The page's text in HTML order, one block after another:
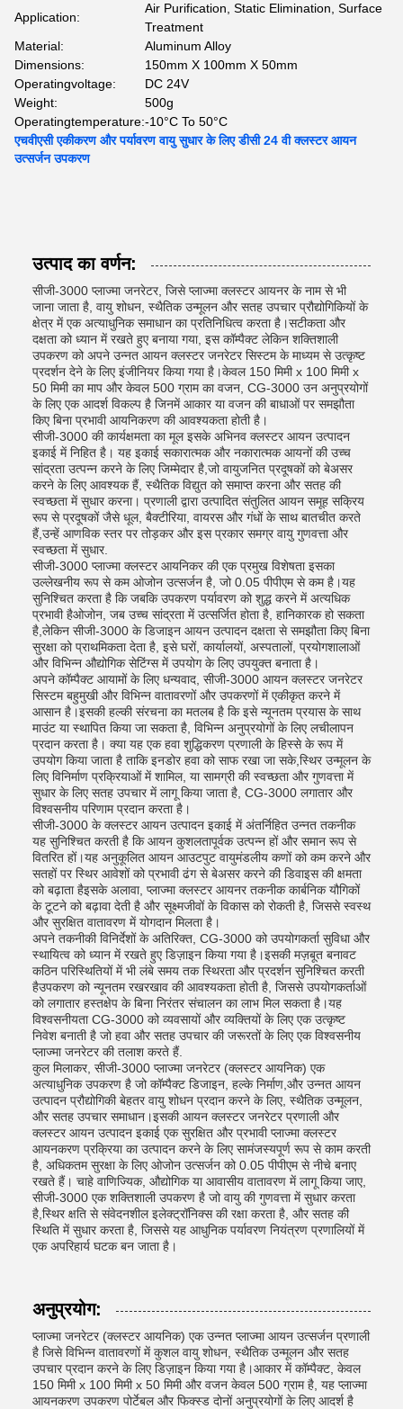
Application:
Air Purification, Static Elimination, Surface
Treatment
Material:
Aluminum Alloy
Dimensions:
150mm X 100mm X 50mm
Operatingvoltage:
DC 24V
Weight:
500g
Operatingtemperature:-10°C To 50°C
एचवीएसी एकीकरण और पर्यावरण वायु सुधार के लिए डीसी 24 वी क्लस्टर आयन
उत्सर्जन उपकरण
उत्पाद का वर्णन:
सीजी-3000 प्लाज्मा जनरेटर, जिसे प्लाज्मा क्लस्टर आयनर के नाम से भी
जाना जाता है, वायु शोधन, स्थैतिक उन्मूलन और सतह उपचार प्रौद्योगिकियों के
क्षेत्र में एक अत्याधुनिक समाधान का प्रतिनिधित्व करता है।सटीकता और
दक्षता को ध्यान में रखते हुए बनाया गया, इस कॉम्पैक्ट लेकिन शक्तिशाली
उपकरण को अपने उन्नत आयन क्लस्टर जनरेटर सिस्टम के माध्यम से उत्कृष्ट
प्रदर्शन देने के लिए इंजीनियर किया गया है।केवल 150 मिमी x 100 मिमी x
50 मिमी का माप और केवल 500 ग्राम का वजन, CG-3000 उन अनुप्रयोगों
के लिए एक आदर्श विकल्प है जिनमें आकार या वजन की बाधाओं पर समझौता
किए बिना प्रभावी आयनिकरण की आवश्यकता होती है।
सीजी-3000 की कार्यक्षमता का मूल इसके अभिनव क्लस्टर आयन उत्पादन
इकाई में निहित है। यह इकाई सकारात्मक और नकारात्मक आयनों की उच्च
सांद्रता उत्पन्न करने के लिए जिम्मेदार है,जो वायुजनित प्रदूषकों को बेअसर
करने के लिए आवश्यक हैं, स्थैतिक विद्युत को समाप्त करना और सतह की
स्वच्छता में सुधार करना। प्रणाली द्वारा उत्पादित संतुलित आयन समूह सक्रिय
रूप से प्रदूषकों जैसे धूल, बैक्टीरिया, वायरस और गंधों के साथ बातचीत करते
हैं,उन्हें आणविक स्तर पर तोड़कर और इस प्रकार समग्र वायु गुणवत्ता और
स्वच्छता में सुधार.
सीजी-3000 प्लाज्मा क्लस्टर आयनिकर की एक प्रमुख विशेषता इसका
उल्लेखनीय रूप से कम ओजोन उत्सर्जन है, जो 0.05 पीपीएम से कम है।यह
सुनिश्चित करता है कि जबकि उपकरण पर्यावरण को शुद्ध करने में अत्यधिक
प्रभावी हैओजोन, जब उच्च सांद्रता में उत्सर्जित होता है, हानिकारक हो सकता
है,लेकिन सीजी-3000 के डिजाइन आयन उत्पादन दक्षता से समझौता किए बिना
सुरक्षा को प्राथमिकता देता है, इसे घरों, कार्यालयों, अस्पतालों, प्रयोगशालाओं
और विभिन्न औद्योगिक सेटिंग्स में उपयोग के लिए उपयुक्त बनाता है।
अपने कॉम्पैक्ट आयामों के लिए धन्यवाद, सीजी-3000 आयन क्लस्टर जनरेटर
सिस्टम बहुमुखी और विभिन्न वातावरणों और उपकरणों में एकीकृत करने में
आसान है।इसकी हल्की संरचना का मतलब है कि इसे न्यूनतम प्रयास के साथ
माउंट या स्थापित किया जा सकता है, विभिन्न अनुप्रयोगों के लिए लचीलापन
प्रदान करता है। क्या यह एक हवा शुद्धिकरण प्रणाली के हिस्से के रूप में
उपयोग किया जाता है ताकि इनडोर हवा को साफ रखा जा सके,स्थिर उन्मूलन के
लिए विनिर्माण प्रक्रियाओं में शामिल, या सामग्री की स्वच्छता और गुणवत्ता में
सुधार के लिए सतह उपचार में लागू किया जाता है, CG-3000 लगातार और
विश्वसनीय परिणाम प्रदान करता है।
सीजी-3000 के क्लस्टर आयन उत्पादन इकाई में अंतर्निहित उन्नत तकनीक
यह सुनिश्चित करती है कि आयन कुशलतापूर्वक उत्पन्न हों और समान रूप से
वितरित हों।यह अनुकूलित आयन आउटपुट वायुमंडलीय कणों को कम करने और
सतहों पर स्थिर आवेशों को प्रभावी ढंग से बेअसर करने की डिवाइस की क्षमता
को बढ़ाता हैइसके अलावा, प्लाज्मा क्लस्टर आयनर तकनीक कार्बनिक यौगिकों
के टूटने को बढ़ावा देती है और सूक्ष्मजीवों के विकास को रोकती है, जिससे स्वस्थ
और सुरक्षित वातावरण में योगदान मिलता है।
अपने तकनीकी विनिर्देशों के अतिरिक्त, CG-3000 को उपयोगकर्ता सुविधा और
स्थायित्व को ध्यान में रखते हुए डिज़ाइन किया गया है।इसकी मज़बूत बनावट
कठिन परिस्थितियों में भी लंबे समय तक स्थिरता और प्रदर्शन सुनिश्चित करती
हैउपकरण को न्यूनतम रखरखाव की आवश्यकता होती है, जिससे उपयोगकर्ताओं
को लगातार हस्तक्षेप के बिना निरंतर संचालन का लाभ मिल सकता है।यह
विश्वसनीयता CG-3000 को व्यवसायों और व्यक्तियों के लिए एक उत्कृष्ट
निवेश बनाती है जो हवा और सतह उपचार की जरूरतों के लिए एक विश्वसनीय
प्लाज्मा जनरेटर की तलाश करते हैं.
कुल मिलाकर, सीजी-3000 प्लाज्मा जनरेटर (क्लस्टर आयनिक) एक
अत्याधुनिक उपकरण है जो कॉम्पैक्ट डिजाइन, हल्के निर्माण,और उन्नत आयन
उत्पादन प्रौद्योगिकी बेहतर वायु शोधन प्रदान करने के लिए, स्थैतिक उन्मूलन,
और सतह उपचार समाधान।इसकी आयन क्लस्टर जनरेटर प्रणाली और
क्लस्टर आयन उत्पादन इकाई एक सुरक्षित और प्रभावी प्लाज्मा क्लस्टर
आयनकरण प्रक्रिया का उत्पादन करने के लिए सामंजस्यपूर्ण रूप से काम करती
है, अधिकतम सुरक्षा के लिए ओजोन उत्सर्जन को 0.05 पीपीएम से नीचे बनाए
रखते हैं। चाहे वाणिज्यिक, औद्योगिक या आवासीय वातावरण में लागू किया जाए,
सीजी-3000 एक शक्तिशाली उपकरण है जो वायु की गुणवत्ता में सुधार करता
है,स्थिर क्षति से संवेदनशील इलेक्ट्रॉनिक्स की रक्षा करता है, और सतह की
स्थिति में सुधार करता है, जिससे यह आधुनिक पर्यावरण नियंत्रण प्रणालियों में
एक अपरिहार्य घटक बन जाता है।
अनुप्रयोग:
प्लाज्मा जनरेटर (क्लस्टर आयनिक) एक उन्नत प्लाज्मा आयन उत्सर्जन प्रणाली
है जिसे विभिन्न वातावरणों में कुशल वायु शोधन, स्थैतिक उन्मूलन और सतह
उपचार प्रदान करने के लिए डिज़ाइन किया गया है।आकार में कॉम्पैक्ट, केवल
150 मिमी x 100 मिमी x 50 मिमी और वजन केवल 500 ग्राम है, यह प्लाज्मा
आयनकरण उपकरण पोर्टेबल और फिक्स्ड दोनों अनुप्रयोगों के लिए आदर्श है